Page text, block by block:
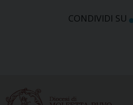
CONDIVIDI SU